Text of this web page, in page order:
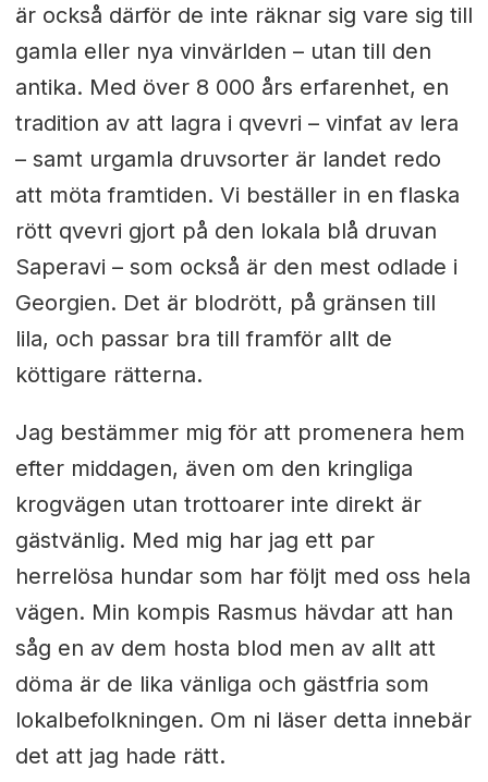
är också därför de inte räknar sig vare sig till
gamla eller nya vinvärlden – utan till den
antika. Med över 8 000 års erfarenhet, en
tradition av att lagra i qvevri – vinfat av lera
– samt urgamla druvsorter är landet redo
att möta framtiden. Vi beställer in en flaska
rött qvevri gjort på den lokala blå druvan
Saperavi – som också är den mest odlade i
Georgien. Det är blodrött, på gränsen till
lila, och passar bra till framför allt de
köttigare rätterna.
Jag bestämmer mig för att promenera hem
efter middagen, även om den kringliga
krogvägen utan trottoarer inte direkt är
gästvänlig. Med mig har jag ett par
herrelösa hundar som har följt med oss hela
vägen. Min kompis Rasmus hävdar att han
såg en av dem hosta blod men av allt att
döma är de lika vänliga och gästfria som
lokalbefolkningen. Om ni läser detta innebär
det att jag hade rätt.